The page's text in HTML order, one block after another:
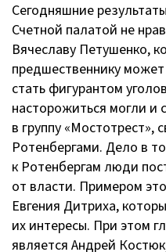
Сегодняшние
Счетной палатой не
Вячеславу Петушенко,
предшественнику
стать фигурантом
насторожиться могли и
в группу «Мостотрест»,
Ротенбергами. Дело в
к Ротенбергам люди
от власти. Примером
Евгения Дитриха,
их интересы. При этом
является Андрей